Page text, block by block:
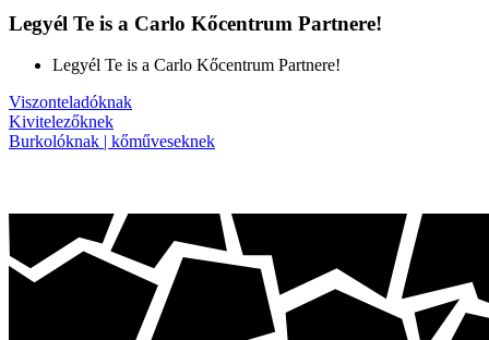
Legyél Te is a Carlo Kőcentrum Partnere!
Legyél Te is a Carlo Kőcentrum Partnere!
Viszonteladóknak
Kivitelezőknek
Burkolóknak | kőműveseknek